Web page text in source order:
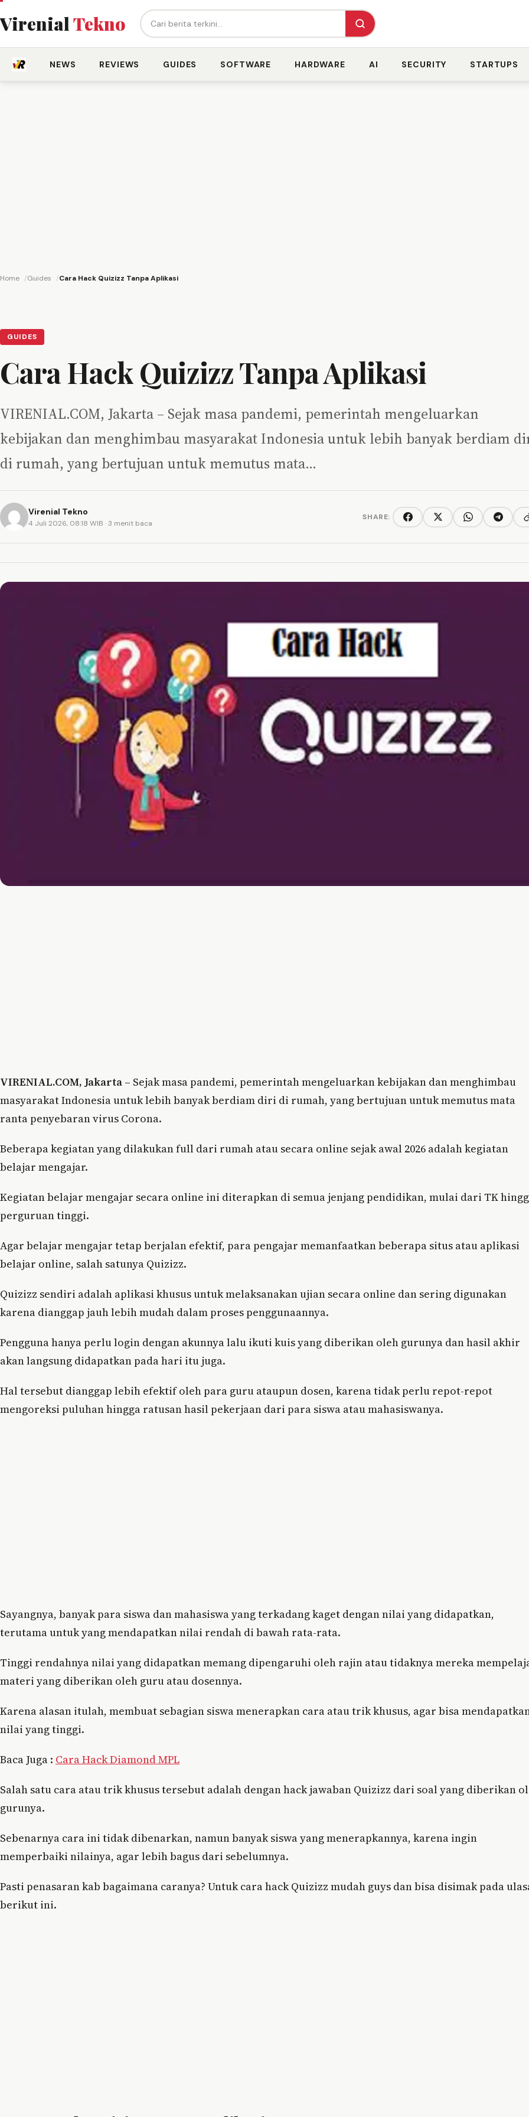
VirenialTekno Cari berita...
NEWS REVIEWS GUIDES SOFTWARE HARDWARE AI SECURITY STARTUPS
Home Guides Cara Hack Quizizz Tanpa Aplikasi
GUIDES
Cara Hack Quizizz Tanpa Aplikasi
VIRENIAL.COM, Jakarta – Sejak masa pandemi, pemerintah mengeluarkan
kebijakan dan menghimbau masyarakat Indonesia untuk lebih banyak berdiam
di rumah, yang bertujuan untuk memutus mata…
Virenial Tekno
4 Juli 2026, 08:18 WIB · 3 menit baca
SHARE: FacebookTwitter/XWhatsAppTelegram
VIRENIAL.COM, Jakarta – Sejak masa pandemi, pemerintah mengeluarkan kebijakan dan menghimbau
masyarakat Indonesia untuk lebih banyak berdiam diri di rumah, yang bertujuan untuk memutus mata
ranta penyebaran virus Corona.
Beberapa kegiatan yang dilakukan full dari rumah atau secara online sejak awal 2026 adalah kegiatan
belajar mengajar.
Kegiatan belajar mengajar secara online ini diterapkan di semua jenjang pendidikan, mulai dari TK
perguruan tinggi.
Agar belajar mengajar tetap berjalan efektif, para pengajar memanfaatkan beberapa situs atau aplikasi
belajar online, salah satunya Quizizz.
Quizizz sendiri adalah aplikasi khusus untuk melaksanakan ujian secara online dan sering digunakan
karena dianggap jauh lebih mudah dalam proses penggunaannya.
Pengguna hanya perlu login dengan akunnya lalu ikuti kuis yang diberikan oleh gurunya dan hasil akhir
akan langsung didapatkan pada hari itu juga.
Hal tersebut dianggap lebih efektif oleh para guru ataupun dosen, karena tidak perlu repot-repot
mengoreksi puluhan hingga ratusan hasil pekerjaan dari para siswa atau mahasiswanya.
Sayangnya, banyak para siswa dan mahasiswa yang terkadang kaget dengan nilai yang didapatkan,
terutama untuk yang mendapatkan nilai rendah di bawah rata-rata.
Tinggi rendahnya nilai yang didapatkan memang dipengaruhi oleh rajin atau tidaknya mereka
materi yang diberikan oleh guru atau dosennya.
Karena alasan itulah, membuat sebagian siswa menerapkan cara atau trik khusus, agar bisa
nilai yang tinggi.
Baca Juga : Cara Hack Diamond MPL
Salah satu cara atau trik khusus tersebut adalah dengan hack jawaban Quizizz dari soal yang diberikan
gurunya.
Sebenarnya cara ini tidak dibenarkan, namun banyak siswa yang menerapkannya, karena ingin
memperbaiki nilainya, agar lebih bagus dari sebelumnya.
Pasti penasaran kab bagaimana caranya? Untuk cara hack Quizizz mudah guys dan bisa disimak pada
berikut ini.